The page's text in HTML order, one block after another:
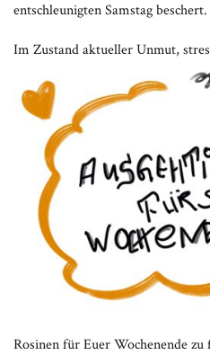
entschleunigten Samstag
Im Zustand aktueller Unmut,
Rosinen für Euer Wochenende zu